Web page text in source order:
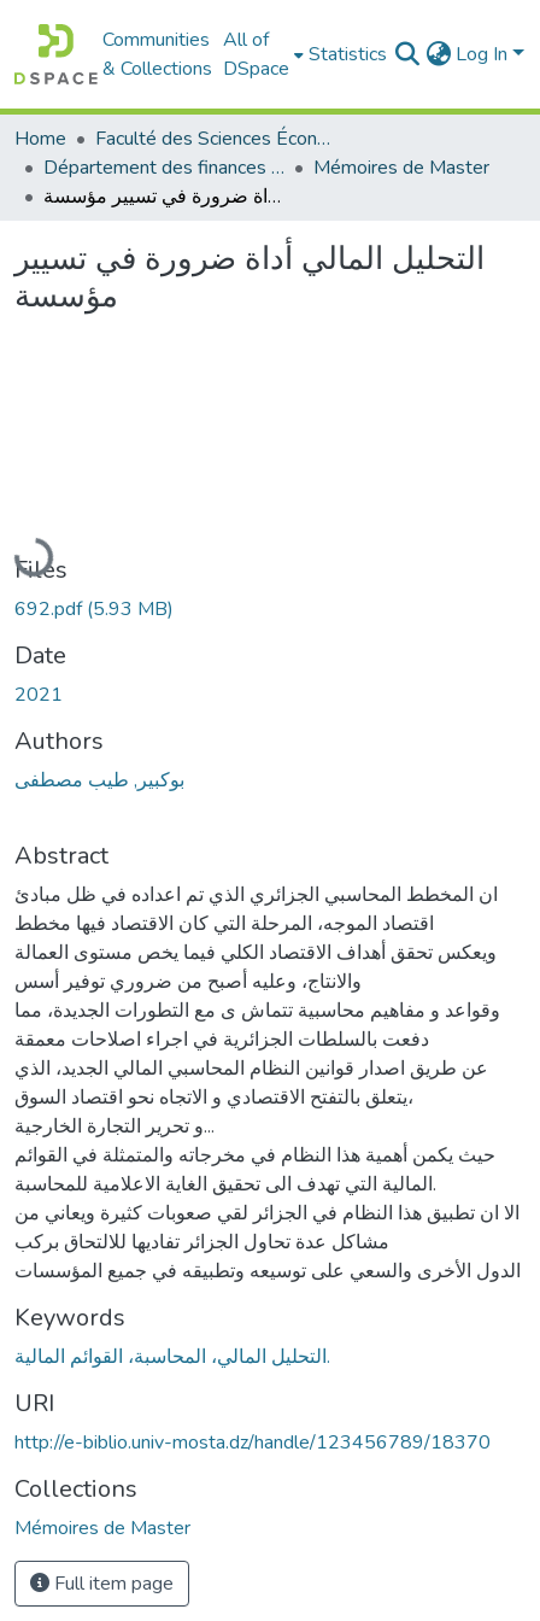
Communities
& Collections
All of
DSpace
Statistics Log In
Home
Faculté des Sciences Économiques Commerciales et des Sciences de Gestion
Département des finances et de comptabilité
Mémoires de Master
التحليل المالي أداة ضرورة في تسيير مؤسسة
التحليل المالي أداة ضرورة في تسيير
مؤسسة
Loading...
Files
692.pdf(5.93 MB)
Date
2021
Authors
بوكبير, طيب مصطفى
Abstract
ان المخطط المحاسبي الجزائري الذي تم اعداده في ظل مبادئ
اقتصاد الموجه، المرحلة التي كان الاقتصاد فيها مخطط
ويعكس تحقق أهداف الاقتصاد الكلي فيما يخص مستوى العمالة
والانتاج، وعليه أصبح من ضروري توفير أسس
وقواعد و مفاهيم محاسبية تتماش ى مع التطورات الجديدة، مما
دفعت بالسلطات الجزائرية في اجراء اصلاحات معمقة
عن طريق اصدار قوانين النظام المحاسبي المالي الجديد، الذي
يتعلق بالتفتح الاقتصادي و الاتجاه نحو اقتصاد السوق،
و تحرير التجارة الخارجية...
حيث يكمن أهمية هذا النظام في مخرجاته والمتمثلة في القوائم
المالية التي تهدف الى تحقيق الغاية الاعلامية للمحاسبة.
الا ان تطبيق هذا النظام في الجزائر لقي صعوبات كثيرة ويعاني من
مشاكل عدة تحاول الجزائر تفاديها للالتحاق بركب
الدول الأخرى والسعي على توسيعه وتطبيقه في جميع المؤسسات
Keywords
التحليل المالي، المحاسبة، القوائم المالیة.
URI
http://e-biblio.univ-mosta.dz/handle/123456789/18370
Collections
Mémoires de Master
Full item page